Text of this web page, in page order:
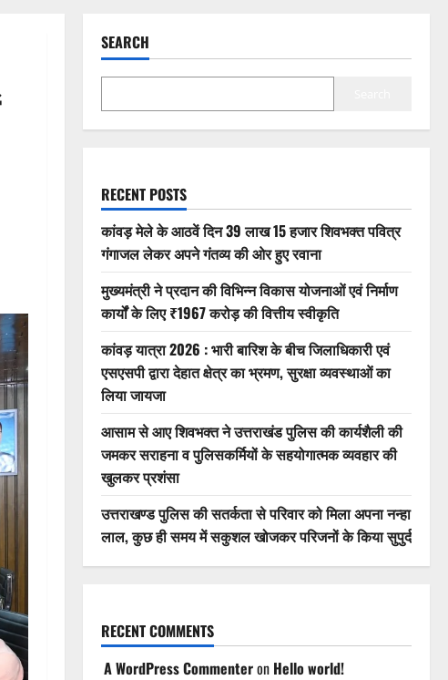
SEARCH
RECENT POSTS
कांवड़ मेले के आठवें दिन 39 लाख 15 हजार शिवभक्त पवित्र
गंगाजल लेकर अपने गंतव्य की ओर हुए रवाना
मुख्यमंत्री ने प्रदान की विभिन्न विकास योजनाओं एवं निर्माण
कार्यों के लिए ₹1967 करोड़ की वित्तीय स्वीकृति
कांवड़ यात्रा 2026 : भारी बारिश के बीच जिलाधिकारी एवं
एसएसपी द्वारा देहात क्षेत्र का भ्रमण, सुरक्षा व्यवस्थाओं का
लिया जायजा
आसाम से आए शिवभक्त ने उत्तराखंड पुलिस की कार्यशैली की
जमकर सराहना व पुलिसकर्मियों के सहयोगात्मक व्यवहार की
खुलकर प्रशंसा
उत्तराखण्ड पुलिस की सतर्कता से परिवार को मिला अपना नन्हा
लाल, कुछ ही समय में सकुशल खोजकर परिजनों के किया सुपुर्द
RECENT COMMENTS
A WordPress Commenteron Hello world!